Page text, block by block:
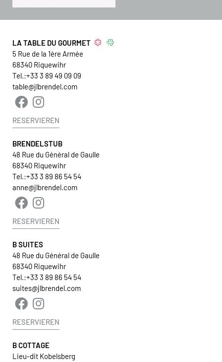
LA TABLE DU GOURMET
5 Rue de la 1ère Armée
68340 Riquewihr
Tel.:+33 3 89 49 09 09
table@jlbrendel.com
RESERVIEREN
BRENDELSTUB
48 Rue du Général de Gaulle
68340 Riquewihr
Tel.:+33 3 89 86 54 54
anne@jlbrendel.com
RESERVIEREN
B SUITES
48 Rue du Général de Gaulle
68340 Riquewihr
Tel.:+33 3 89 86 54 54
suites@jlbrendel.com
RESERVIEREN
B COTTAGE
Lieu-dit Kobelsberg